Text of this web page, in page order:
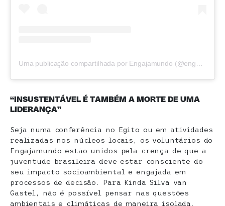
Uma publicação compartilhada por Engajamundo (@engajamundo)
“INSUSTENTÁVEL É TAMBÉM A MORTE DE UMA
LIDERANÇA”
Seja numa conferência no Egito ou em atividades
realizadas nos núcleos locais, os voluntários do
Engajamundo estão unidos pela crença de que a
juventude brasileira deve estar consciente do
seu impacto socioambiental e engajada em
processos de decisão. Para Kinda Silva van
Gastel, não é possível pensar nas questões
ambientais e climáticas de maneira isolada.